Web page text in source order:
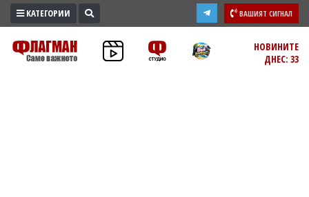
ПРОМО
ЗОНА
КАТЕГОРИИ ВАШИЯТ СИГНАЛ
НОВИНИТЕ
ДНЕС: 33